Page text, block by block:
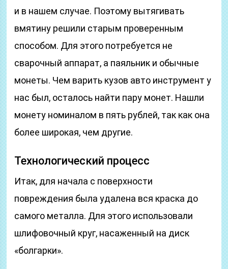
и в нашем случае. Поэтому вытягивать
вмятину решили старым проверенным
способом. Для этого потребуется не
сварочный аппарат, а паяльник и обычные
монеты. Чем варить кузов авто инструмент у
нас был, осталось найти пару монет. Нашли
монету номиналом в пять рублей, так как она
более широкая, чем другие.
Технологический процесс
Итак, для начала с поверхности
повреждения была удалена вся краска до
самого металла. Для этого использовали
шлифовочный круг, насаженный на диск
«болгарки».